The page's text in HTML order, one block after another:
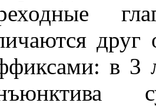
в 3